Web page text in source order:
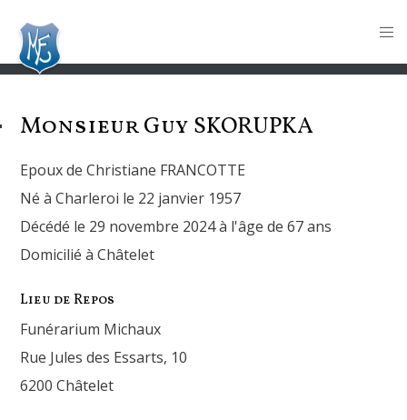
Monsieur Guy SKORUPKA
Epoux de Christiane FRANCOTTE
Né à Charleroi le 22 janvier 1957
Décédé le 29 novembre 2024 à l'âge de 67 ans
Domicilié à Châtelet
Lieu de Repos
Funérarium Michaux
Rue Jules des Essarts, 10
6200 Châtelet